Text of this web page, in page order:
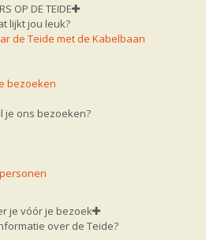
OP DE TEIDE
lijkt jou leuk?
de Teide met de Kabelbaan
bezoeken
je ons bezoeken?
je vóór je bezoek
over de Teide?